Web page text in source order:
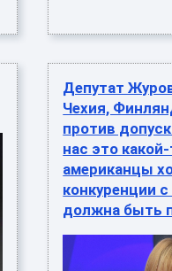
Депутат
Чехия,
против
нас это
американцы
конкуренции
должна быть